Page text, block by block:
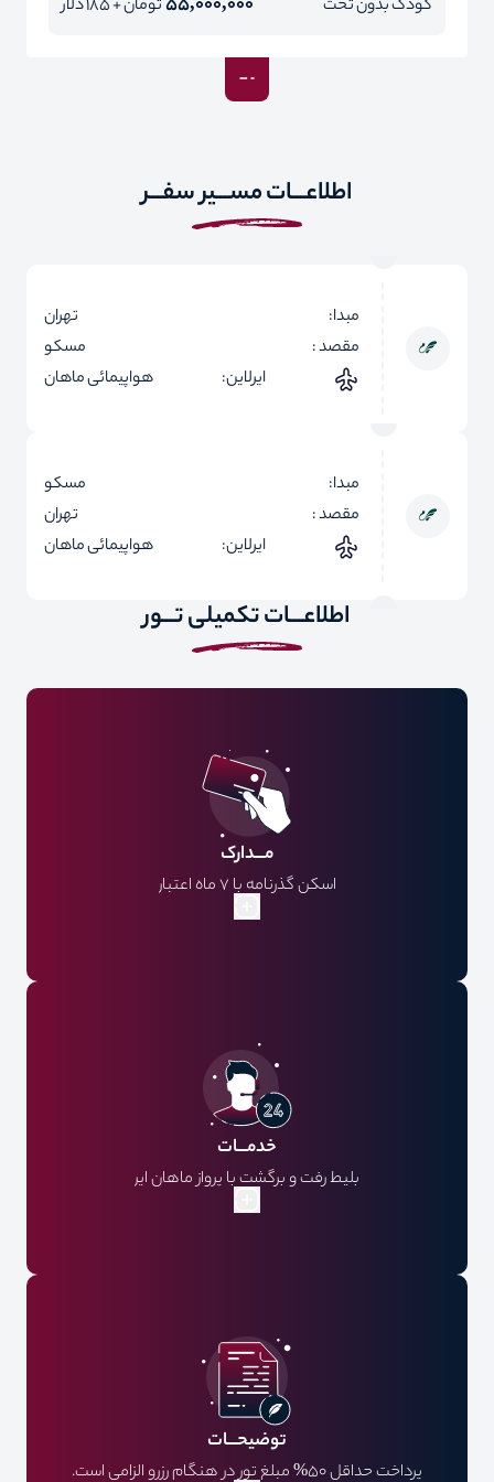
کودک بدون تخت 55,000,000تومان + 185 دلار
اطلاعـــات مســـیر سفـــر
مبدا:
تهران
مقصد :
مسکو
ایرلاین:
هواپیمائی ماهان
مبدا:
مسکو
مقصد :
تهران
ایرلاین:
هواپیمائی ماهان
اطلاعـــات تکمیلی تـــور
مـــدارک
اسکن گذرنامه با 7 ماه اعتبار
فایل عکس پرسنلی
خدمـــات
بلیط رفت و برگشت با پرواز ماهان ایر
ویزا
توضیحـــات
پرداخت حداقل 50% مبلغ تور در هنگام رزرو الزامی است.